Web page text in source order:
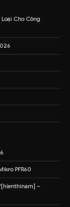
Cho Công
PFR60
[hienthinam] –